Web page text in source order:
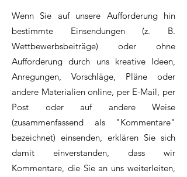
Wenn Sie auf unsere Aufforderung hin
bestimmte Einsendungen (z. B.
Wettbewerbsbeiträge) oder ohne
Aufforderung durch uns kreative Ideen,
Anregungen, Vorschläge, Pläne oder
andere Materialien online, per E-Mail, per
Post oder auf andere Weise
(zusammenfassend als "Kommentare"
bezeichnet) einsenden, erklären Sie sich
damit einverstanden, dass wir
Kommentare, die Sie an uns weiterleiten,